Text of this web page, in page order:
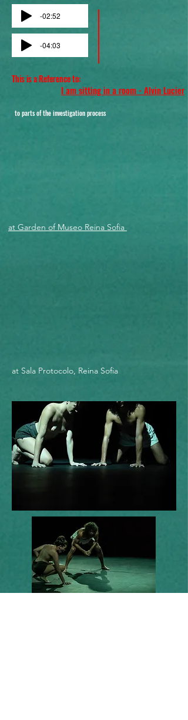
-02:52
-04:03
This is a Reference to:
I am sitting in a room - Alvin Lucier
to parts of the investigation process
at Garden of Museo Reina Sofia
at Sala Protocolo, Reina Sofia